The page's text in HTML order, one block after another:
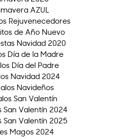
AZUL
Rejuvenecedores
de Año Nuevo
Navidad 2020
Día de la Madre
Día del Padre
Navidad 2024
Navideños
San Valentín
San Valentín 2024
San Valentín 2025
Magos 2024